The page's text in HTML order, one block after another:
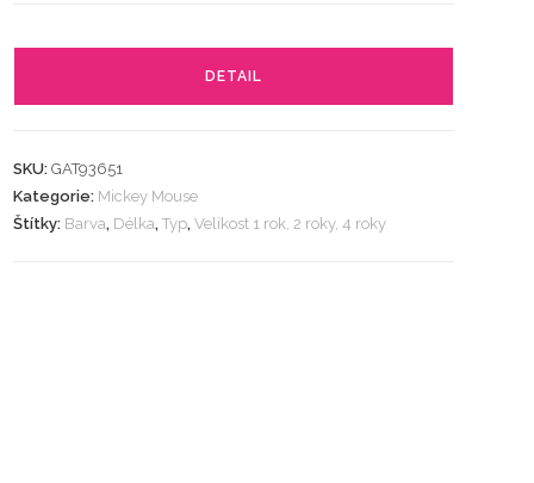
DETAIL
SKU:GAT93651
Kategorie: Mickey Mouse
Štítky: Barva, Délka,Typ,Velikost 1 rok, 2 roky, 4 roky